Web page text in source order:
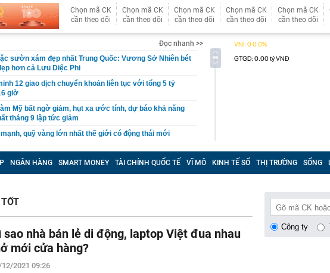
Chọn mã CK
cần theo dõi
Chọn mã CK
cần theo dõi
Chọn mã CK
cần theo dõi
Chọn mã CK
cần theo dõi
Chọn mã CK
cần theo dõi
Đọc nhanh >>
sườn xám đẹp nhất Trung Quốc: Vương Sở Nhiên bét
hơn cả Lưu Diệc Phi
12 giao dịch chuyển khoản liên tục với tổng 5 tỷ
giờ
Mỹ bất ngờ giảm, hụt xa ước tính, dự báo khả năng
tháng 9 lập tức giảm
quỹ vàng lớn nhất thế giới có động thái mới
giấy tờ người dân cần sớm tích hợp vào VNeID để
lợi
tăng cao hơn vàng miếng
tre, nội thất bằng gỗ tái chế, du khách như bước vào
báo: Tạm hoãn xuất cảnh đối với tất cả những ai
sách sau đây
ưu công năng cho ngân sách hạn chế
suất thiết kế, Hà Nội giải bài toán chống ngập ra
NGÂN HÀNG SMART MONEY TÀI CHÍNH QUỐC TẾ VĨ MÔ KINH TẾ SỐ THỊ TRƯỜNG SỐNG
sao nhà bán lẻ di động, laptop Việt đua nhau
mới cửa hàng?
2021 09:26
Công ty